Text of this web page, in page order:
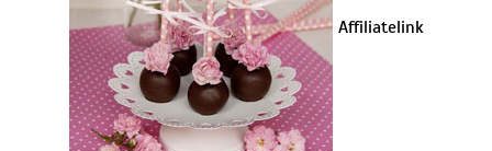
Affiliatelink